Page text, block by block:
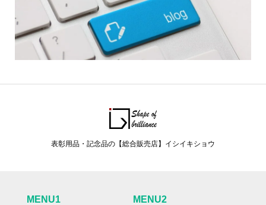
表彰用品・記念品の【総合販売店】イシイキショウ
MENU1 MENU2